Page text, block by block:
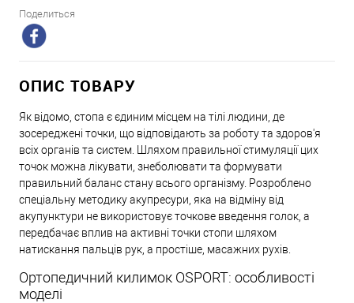
Поделиться
ОПИС ТОВАРУ
Як відомо, стопа є єдиним місцем на тілі людини, де
зосереджені точки, що відповідають за роботу та здоров'я
всіх органів та систем. Шляхом правильної стимуляції цих
точок можна лікувати, знеболювати та формувати
правильний баланс стану всього організму. Розроблено
спеціальну методику акупресури, яка на відміну від
акупунктури не використовує точкове введення голок, а
передбачає вплив на активні точки стопи шляхом
натискання пальців рук, а простіше, масажних рухів.
Ортопедичний килимок OSPORT: особливості
моделі